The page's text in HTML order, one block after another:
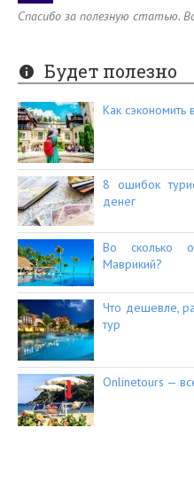
Спасибо за полезную статью.
Будет полезно
Как
8 ошибок
денег
Во сколько
Маврикий?
Что дешевле,
тур
Onlinetours —